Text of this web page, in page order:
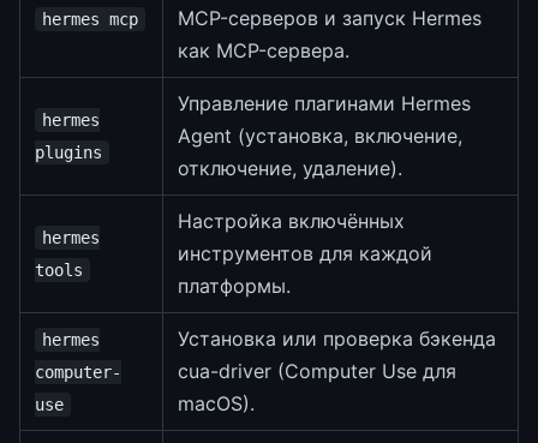
hermes mcp
MCP-серверов и запуск Hermes
как MCP-сервера.
hermes
plugins
Управление плагинами Hermes
Agent (установка, включение,
отключение, удаление).
hermes
tools
Настройка включённых
инструментов для каждой
платформы.
hermes
computer-
use
Установка или проверка бэкенда
cua-driver (Computer Use для
macOS).